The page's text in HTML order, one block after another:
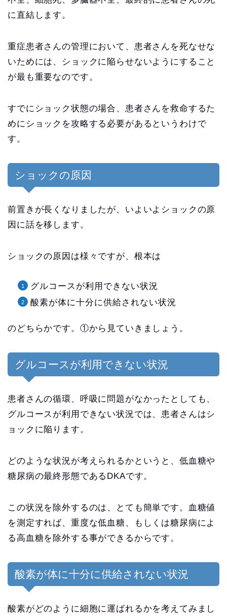
に直結します。
重症患者さんの管理において、患者さんを死なせな
いためには、ショックに陥らせないようにすること
が最も重要なのです。
すでにショック状態の場合、患者さんを救命するた
めにショックを攻略する必要があるというわけで
す。
ショックの原因
前置きが長くなりましたが、いよいよショックの原
因に話を移します。
ショックの原因は様々ですが、根本は
グルコースが利用できない状況
酸素が体に十分に供給されない状況
のどちらかです。①から見ていきましょう。
グルコースが利用できない状況
患者さんの循環、呼吸に問題がなかったとしても、
グルコースが利用できない状況では、患者さんはシ
ョックに陥ります。
どのような状況が考えられるかというと、低血糖や
糖尿病の最終形態であるDKAです。
この状況を除外するのは、とても簡単です。血糖値
を測定すれば、重度な低血糖、もしくは糖尿病によ
る高血糖を除外する事ができるからです。
酸素が体に十分に供給されない状況
酸素がどのように細胞に運ばれるかを考えてみまし